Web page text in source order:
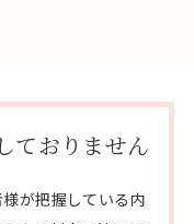
ておりません
が把握している内